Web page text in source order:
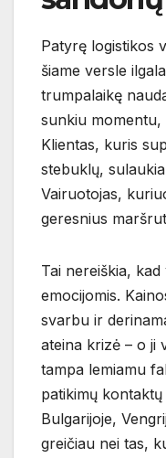
Patyrę logistikos
šiame versle
trumpalaikę
sunkiu momentu,
Klientas, kuris
stebuklų,
Vairuotojas,
geresnius
Tai nereiškia,
emocijomis.
svarbu ir
ateina krizė – o ji
tampa lemiamu
patikimų
Bulgarijoje,
greičiau nei tas,